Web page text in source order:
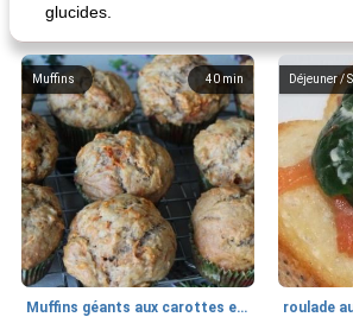
glucides.
40 min
Muffins
Muffins géants aux carottes et à la banane de Nif
Déjeuner /